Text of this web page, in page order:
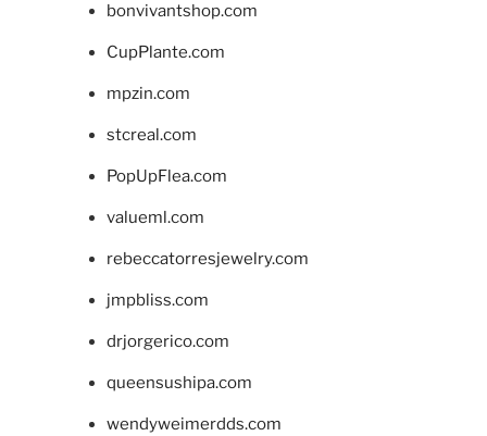
bonvivantshop.com
CupPlante.com
mpzin.com
stcreal.com
PopUpFlea.com
valueml.com
rebeccatorresjewelry.com
jmpbliss.com
drjorgerico.com
queensushipa.com
wendyweimerdds.com